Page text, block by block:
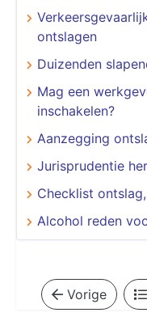
ontslagen
Duizenden
Mag een
inschakelen?
Aanzegging
Jurisprudentie
Checklist
Alcohol reden
Vorige